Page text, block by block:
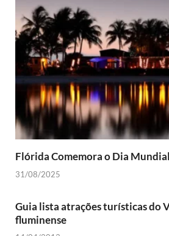
Flórida Comemora o Dia
31/08/2025
Guia lista atrações turísticas do
fluminense